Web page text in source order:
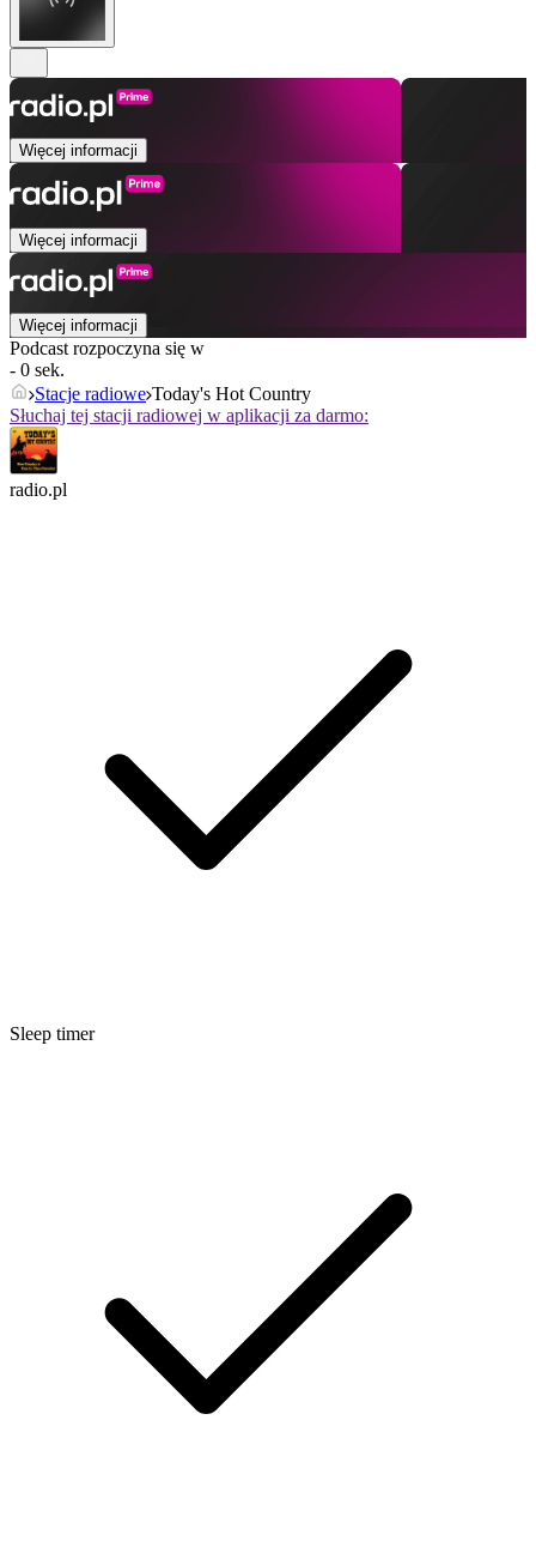
Więcej informacji
Więcej informacji
Więcej informacji
Podcast rozpoczyna się w
- 0 sek.
Stacje radiowe Today's Hot Country
Słuchaj tej stacji radiowej w aplikacji za darmo:
radio.pl
Sleep timer